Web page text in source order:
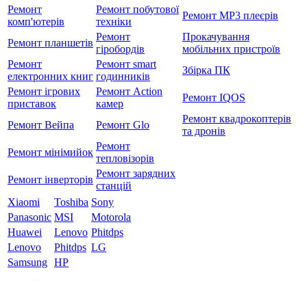
Ремонт
комп'ютерів
Ремонт побутової
техніки
Ремонт MP3 плеєрів
Ремонт планшетів
Ремонт
гіробордів
Прокачування
мобільних пристроїв
Ремонт
електронних книг
Ремонт smart
годинників
Збірка ПК
Ремонт ігрових
приставок
Ремонт Action
камер
Ремонт IQOS
Ремонт Вейпа Ремонт Glo
Ремонт квадрокоптерів
та дронів
Ремонт мiнiмийок
Ремонт
тепловізорів
Ремонт інверторів
Ремонт зарядних
станцій
Xiaomi
Toshiba Sony
Panasonic MSI
Motorola
Huawei
Lenovo Phitdps
Lenovo
Phitdps LG
Samsung HP